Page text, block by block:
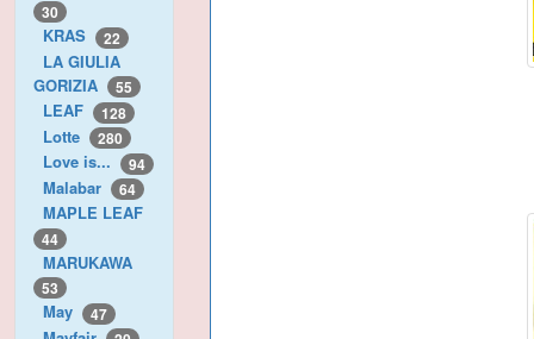
30
KRAS 22
LA GIULIA
GORIZIA
55
LEAF 128
Lotte 280
Love is... 94
Malabar 64
MAPLE LEAF
44
MARUKAWA
53
May 47